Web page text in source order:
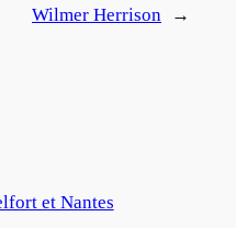
Wilmer Herrison →
et Nantes